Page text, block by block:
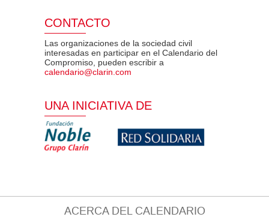
CONTACTO
Las organizaciones de la sociedad civil
interesadas en participar en el Calendario del
Compromiso, pueden escribir a
calendario@clarin.com
UNA INICIATIVA DE
ACERCA DEL CALENDARIO